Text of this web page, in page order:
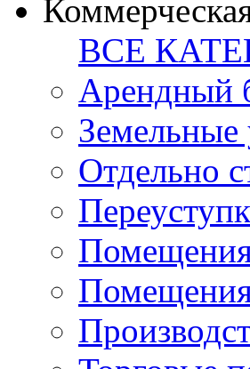
ВСЕ
Арендный
Земельные
Отдельно
Помещения
Помещения